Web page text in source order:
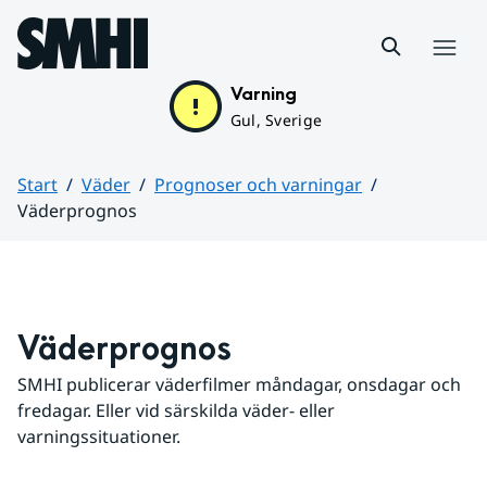
Hoppa till sidans innehåll
Varning
Gul, Sverige
Start Väder
Prognoser och varningar
Väderprognos
Väderprognos
SMHI publicerar väderfilmer måndagar, onsdagar och
fredagar. Eller vid särskilda väder- eller
varningssituationer.